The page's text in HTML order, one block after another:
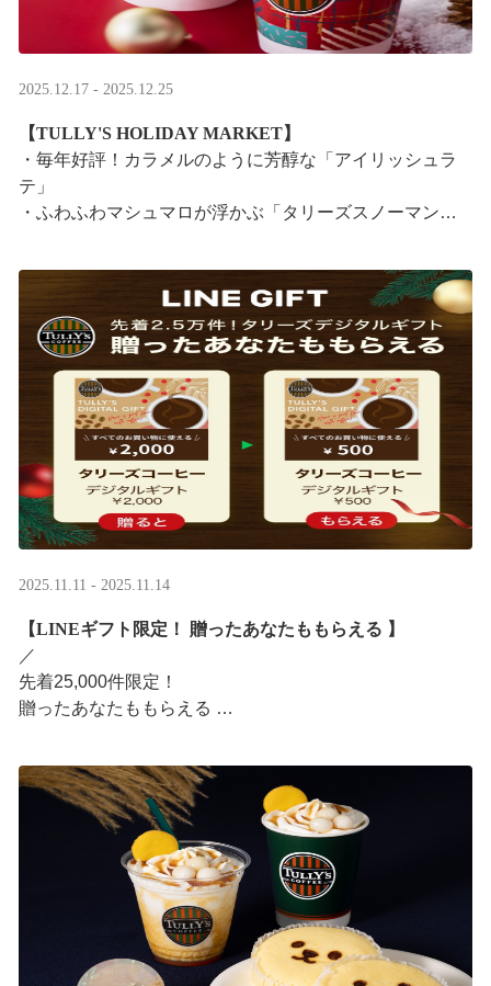
2025.12.17 - 2025.12.25
【TULLY'S HOLIDAY MARKET】
・毎年好評！カラメルのように芳醇な「アイリッシュラ
テ」
・ふわふわマシュマロが浮かぶ「タリーズスノーマンラ
特別なドリンクと一緒に、クリスマス気分をお楽しみく
ださい。
2025.11.11 - 2025.11.14
【LINEギフト限定！ 贈ったあなたももらえる ​】
／ ​
先着25,000件限定！​
贈ったあなたももらえる ​
LINEギフト限定！ タリーズデジタルギフト2,000円分を
贈ると、自分も500円分のデジタルギフトがもらえるキャ
ンペーンがス ···